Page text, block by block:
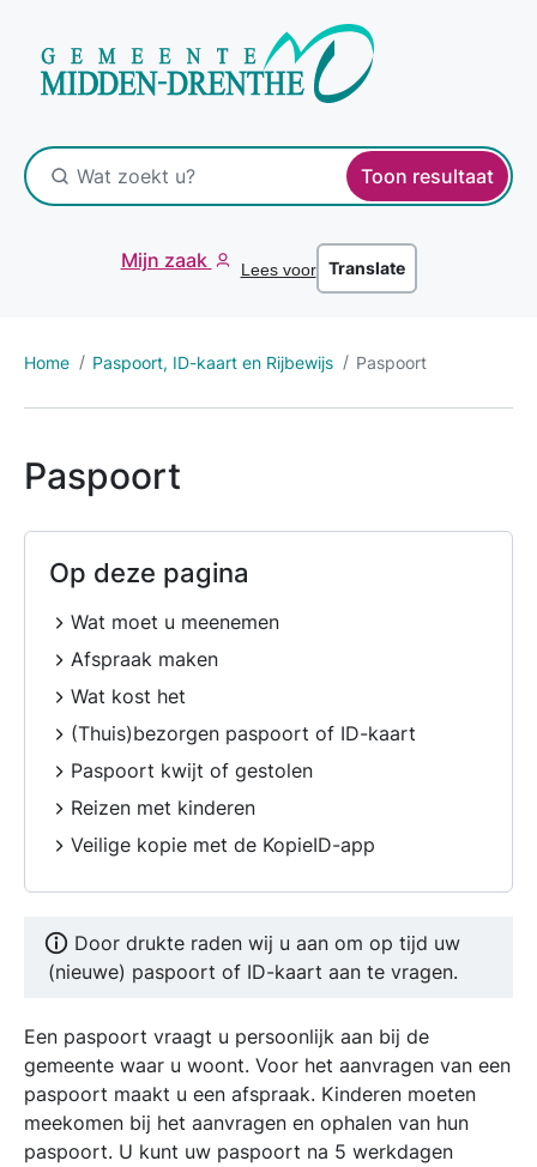
Toon resultaat
Mijn zaak Lees voor Translate
Home Paspoort, ID-kaart en Rijbewijs Paspoort
Paspoort
Door drukte raden wij u aan om op tijd uw
(nieuwe) paspoort of ID-kaart aan te vragen.
Een paspoort vraagt u persoonlijk aan bij de
gemeente waar u woont. Voor het aanvragen van een
paspoort maakt u een afspraak. Kinderen moeten
meekomen bij het aanvragen en ophalen van hun
paspoort. U kunt uw paspoort na 5 werkdagen
Op deze pagina
Wat moet u meenemen
Afspraak maken
Wat kost het
(Thuis)bezorgen paspoort of ID-kaart
Paspoort kwijt of gestolen
Reizen met kinderen
Veilige kopie met de KopieID-app